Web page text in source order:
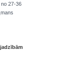
27-36